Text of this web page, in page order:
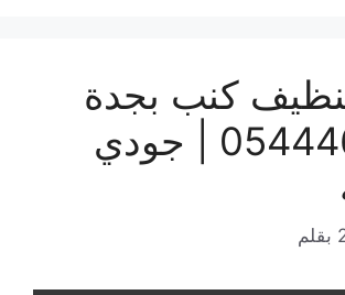
كنب بجدة
0544460306 | جودي
بقلم